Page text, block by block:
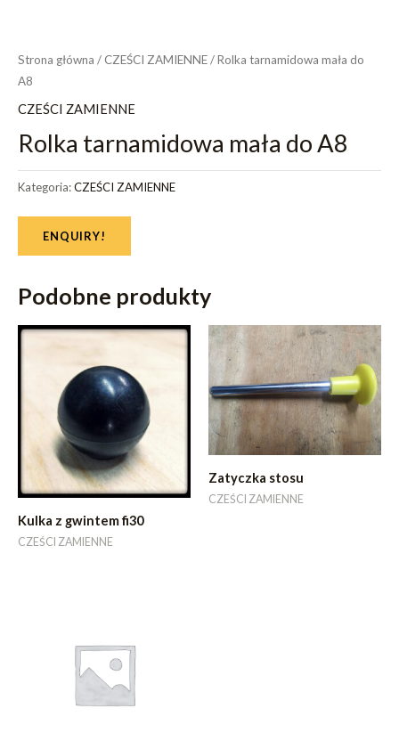
Strona główna / CZEŚCI ZAMIENNE/ Rolka tarnamidowa mała do
A8
CZEŚCI ZAMIENNE
Rolka tarnamidowa mała do A8
Kategoria:CZEŚCI ZAMIENNE
ENQUIRY!
Podobne produkty
Kulka z gwintem fi30
CZEŚCI ZAMIENNE
Zatyczka stosu
CZEŚCI ZAMIENNE